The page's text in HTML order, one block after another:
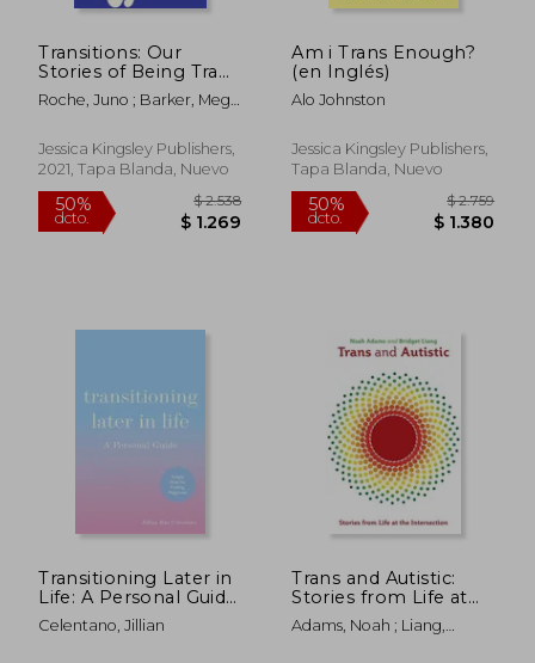
Transitions: Our
Stories of Being Trans
(en Inglés)
Roche, Juno ; Barker, Meg-
Jessica Kingsley Publishers,
2021, Tapa Blanda, Nuevo
dcto. $ 1.269
Am i Trans Enough?
(en Inglés)
Alo Johnston
Jessica Kingsley Publishers,
Tapa Blanda, Nuevo
dcto.
Transitioning Later in
Life: A Personal Guide
(en Inglés)
Celentano, Jillian
Trans and Autistic:
Stories from Life at
the Intersection (en
Inglés)
Adams, Noah ; Liang,